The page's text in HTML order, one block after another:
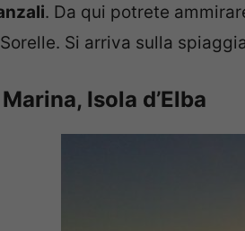
. Da qui potrete
Si arriva sulla
Isola d’Elba